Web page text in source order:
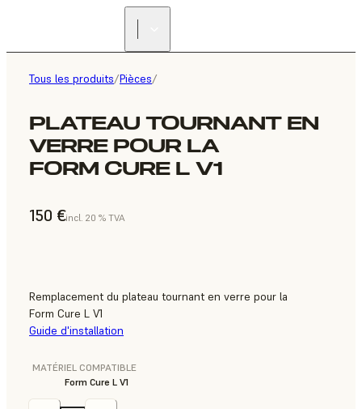
Tous les produits/Pièces/
PLATEAU TOURNANT EN
VERRE POUR LA
FORM CURE L V1
150 €incl. 20 % TVA
Remplacement du plateau tournant en verre pour la
Form Cure L V1
Guide d'installation
MATÉRIEL COMPATIBLE
Form Cure L V1